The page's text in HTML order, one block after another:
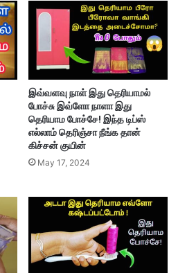
இவ்வளவு நாள் இது தெரியாமல்
போச்சு இவ்ளோ நாளா இது
தெரியாம போச்சே! இந்த டிப்ஸ்
எல்லாம் தெரிஞ்சா நீங்க தான்
கிச்சன் குயின்
May 17, 2024